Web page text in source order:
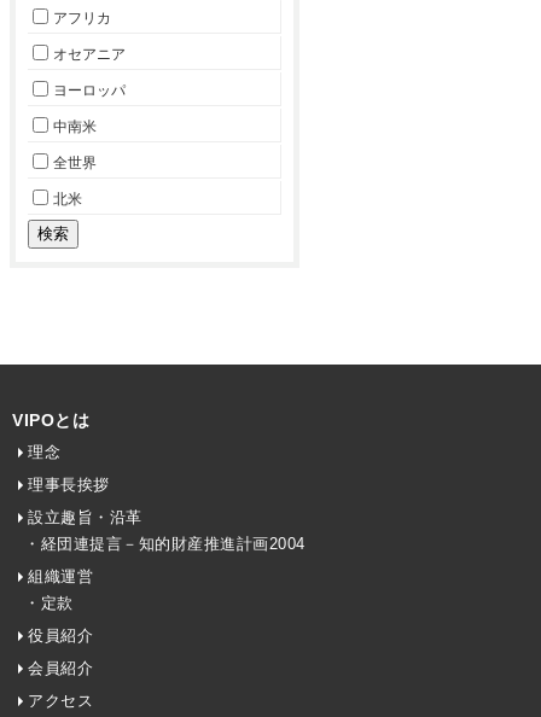
アフリカ
オセアニア
ヨーロッパ
中南米
全世界
北米
VIPOとは
理念
理事長挨拶
設立趣旨・沿革
・経団連提言－知的財産推進計画2004
組織運営
・定款
役員紹介
会員紹介
アクセス